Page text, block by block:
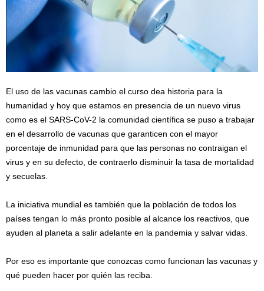
El uso de las vacunas cambio el curso dea historia para la
humanidad y hoy que estamos en presencia de un nuevo virus
como es el SARS-CoV-2 la comunidad científica se puso a trabajar
en el desarrollo de vacunas que garanticen con el mayor
porcentaje de inmunidad para que las personas no contraigan el
virus y en su defecto, de contraerlo disminuir la tasa de mortalidad
y secuelas.
La iniciativa mundial es también que la población de todos los
países tengan lo más pronto posible al alcance los reactivos, que
ayuden al planeta a salir adelante en la pandemia y salvar vidas.
Por eso es importante que conozcas como funcionan las vacunas y
qué pueden hacer por quién las reciba.